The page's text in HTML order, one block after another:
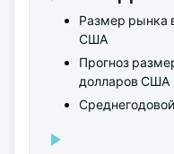
Размер рынка
США
Прогноз
долларов США
Среднегодовой